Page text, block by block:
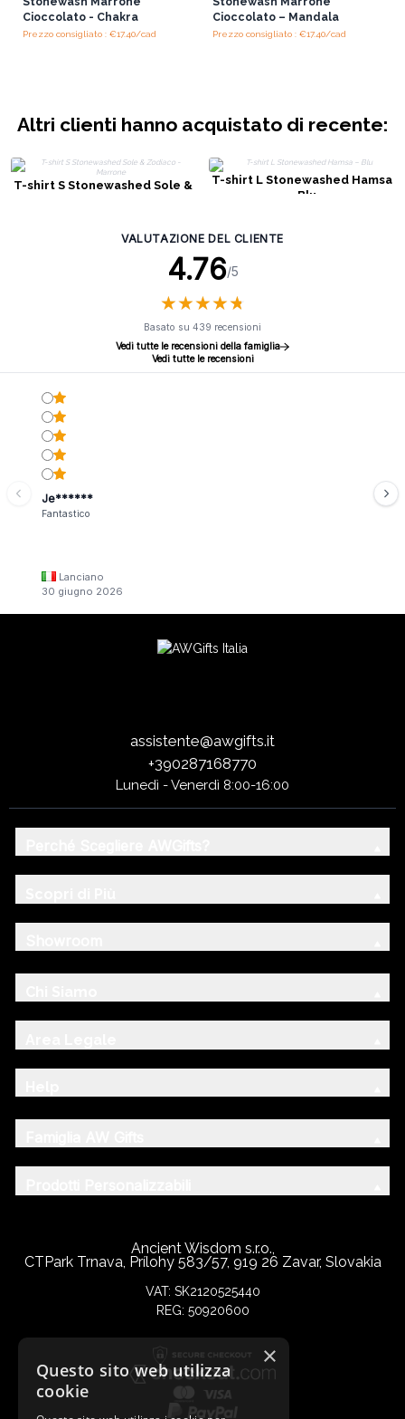
Cioccolato - Chakra
Prezzo consigliato : €17.40/cad
Cioccolato – Mandala
Prezzo consigliato : €17.40/cad
Altri clienti hanno acquistato di recente:
T-shirt S Stonewashed Sole &
T-shirt L Stonewashed Hamsa
– Blu
VALUTAZIONE DEL CLIENTE
4.76/5
★★★★★
★★★★★
Basato su 439 recensioni
Vedi tutte le recensioni della famiglia
Vedi tutte le recensioni
Je******
Fantastico
Lanciano
30 giugno 2026
assistente@awgifts.it
+390287168770
Lunedì - Venerdì 8:00-16:00
Ancient Wisdom s.r.o.,
CTPark Trnava, Prílohy 583/57, 919 26 Zavar, Slovakia
VAT: SK2120525440
REG: 50920600
×
Questo sito web utilizza
cookie